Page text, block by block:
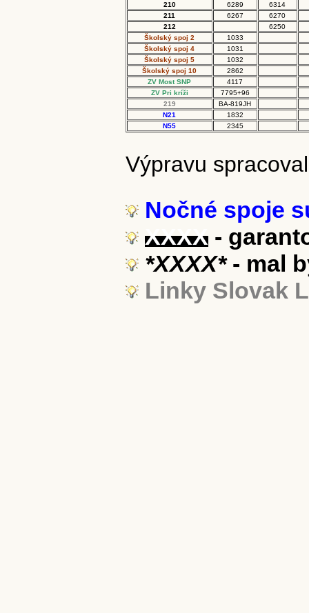
210
6289
6314
211
6267
6270
212
6250
Školský spoj 2
1033
Školský spoj 4
1031
Školský spoj 5
1032
Školský spoj 10
2862
ZV Most SNP
4117
ZV Pri kríži
7795+96
219
BA-819JH
N21
1832
N55
2345
Výpravu
Nočné spoje
XXXX -
*XXXX*- mal
Linky Slovak